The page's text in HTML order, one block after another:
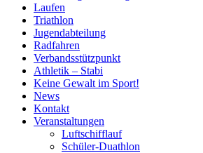
Laufen
Triathlon
Jugendabteilung
Radfahren
Verbandsstützpunkt
Athletik – Stabi
Keine Gewalt im Sport!
News
Kontakt
Veranstaltungen
Luftschifflauf
Schüler-Duathlon